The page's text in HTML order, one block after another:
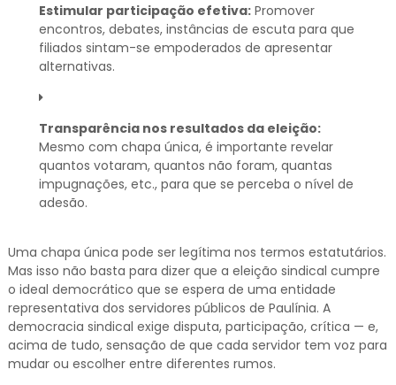
Estimular participação efetiva:Promover
encontros, debates, instâncias de escuta para que
filiados sintam-se empoderados de apresentar
alternativas.
Transparência nos resultados da eleição:
Mesmo com chapa única, é importante revelar
quantos votaram, quantos não foram, quantas
impugnações, etc., para que se perceba o nível de
adesão.
Uma chapa única pode ser legítima nos termos estatutários.
Mas isso não basta para dizer que a eleição sindical cumpre
o ideal democrático que se espera de uma entidade
representativa dos servidores públicos de Paulínia. A
democracia sindical exige disputa, participação, crítica — e,
acima de tudo, sensação de que cada servidor tem voz para
mudar ou escolher entre diferentes rumos.